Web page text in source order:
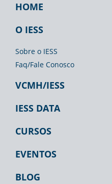
Footer
IESS
HOME
O IESS
Sobre o IESS
Faq/Fale Conosco
VCMH/IESS
IESS DATA
CURSOS
EVENTOS
BLOG
Footer
Biblioteca
Footer
Espaço
Imprensa